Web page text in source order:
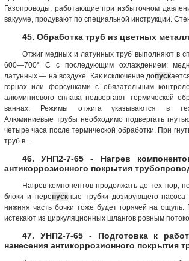
Газопроводы, работающие при избыточном
вакууме, продувают по специальной инструкции.
45. Обработка труб из цветных
Отжиг медных и латунных труб выполняют в
600—700° С с последующим охлаждением:
латунных — на воздухе. Как исключение допуск
горнах или форсунками с обязательным
алюминиевого сплава подвергают термической
ваннах. Режимы отжига указываются в
Алюминиевые трубы необходимо подвергать
четыре часа после термической обработки. При
труб в ...
46. УНП2-7-65 - Нагрев
антикоррозионного покрытия
Нагрев компонентов продолжать до тех пор,
блоки и перепускные трубки дозирующего насоса
нижняя часть бочки тоже будет горячей на
истекают из циркуляционных шлангов ровным
47. УНП2-7-65 - Подготовка к
нанесения антикоррозионного покрытия